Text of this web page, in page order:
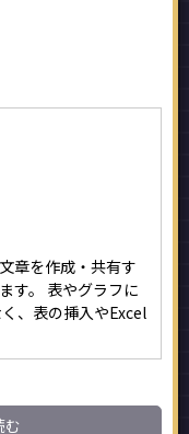
章を作成・共有す
す。 表やグラフに
、表の挿入やExcel
む